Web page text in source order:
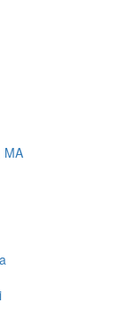
MA